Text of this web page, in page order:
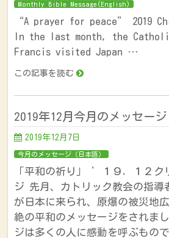
Monthly Bible Message(English)
“A prayer for peace” 2019
In the last month, the
Francis visited Japan …
この記事を読む
2019年12月今月のメッセージ
2019年12月7日
今月のメッセージ（日本語）
「平和の祈り」 ’１９．１２ク
ジ 先月、カトリック教会の指導
が日本に来られ、原爆の被災地
絶の平和のメッセージをされま
ジは多くの人に感動を呼ぶもの